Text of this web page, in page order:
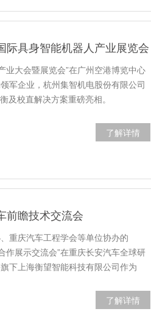
际具身智能机器人产业展览会
业大会暨展览会”在广州空港博览中心
军企业，杭州集智机电股份有限公司
及校直解决方案重磅亮相。
了解详情
前瞻技术交流会
重庆汽车工程学会等单位协办的
作展示交流会”在重庆长安汽车全球研
下上海衡望智能科技有限公司作为
了解详情